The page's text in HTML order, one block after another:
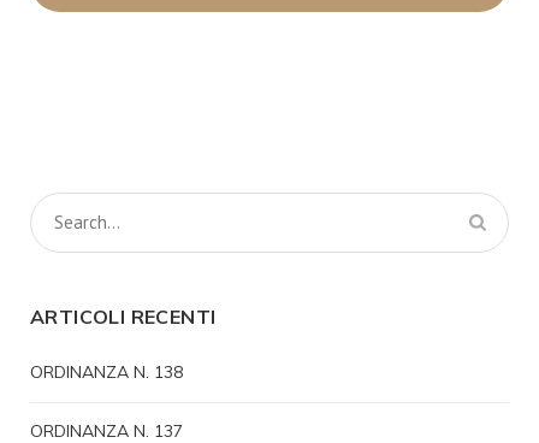
ARTICOLI RECENTI
ORDINANZA N. 138
ORDINANZA N. 137